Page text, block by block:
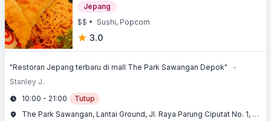
Jepang
$$ • Sushi, Popcorn
3.0
"Restoran Jepang terbaru di mall The Park Sawangan Depok"
-
Stanley J.
10:00 - 21:00
Tutup
The Park Sawangan, Lantai Ground, Jl. Raya Parung Ciputat No. 1, Bojongsari, Depok, Jawa Barat